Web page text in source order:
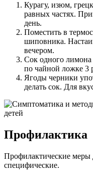
Курагу, изюм,
равных частях.
день.
Поместить в
шиповника.
вечером.
Сок одного
по чайной ложке 3
Ягоды черники
делать сок. Для
Профилактика
Профилактические меры
специфические.